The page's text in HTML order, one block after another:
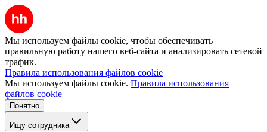
Мы используем файлы cookie, чтобы обеспечивать
правильную работу нашего веб-сайта и анализировать сетевой
трафик.
Правила использования файлов cookie
Мы используем файлы cookie. Правила использования
файлов cookie
Понятно
Ищу сотрудника